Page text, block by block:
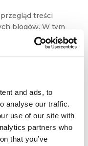
and ads, to
analyse our traffic.
use of our site with
partners who
that you’ve
treści
blogów. W tym
m.in. z Branding